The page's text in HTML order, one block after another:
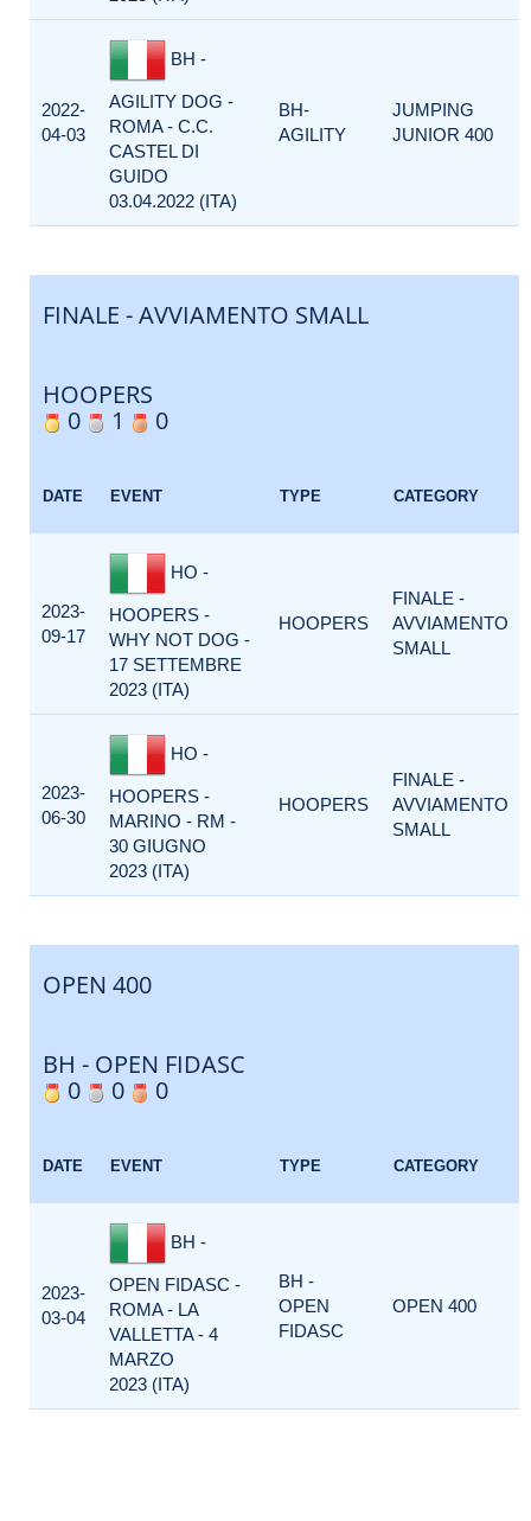
2022-
04-03
BH -
AGILITY DOG -
ROMA - C.C.
CASTEL DI
GUIDO
03.04.2022 (ITA)
BH-
AGILITY
JUMPING
JUNIOR 400
FINALE - AVVIAMENTO SMALL
HOOPERS
0
1 0
DATE EVENT TYPE CATEGORY
2023-
09-17
HO -
HOOPERS -
WHY NOT DOG -
17 SETTEMBRE
2023 (ITA)
HOOPERS
FINALE -
AVVIAMENTO
SMALL
2023-
06-30
HO -
HOOPERS -
MARINO - RM -
30 GIUGNO
2023 (ITA)
HOOPERS
FINALE -
AVVIAMENTO
SMALL
OPEN 400
BH - OPEN FIDASC
0
0 0
DATE EVENT TYPE CATEGORY
2023-
03-04
BH -
OPEN FIDASC -
ROMA - LA
VALLETTA - 4
MARZO
2023 (ITA)
BH -
OPEN
FIDASC
OPEN 400